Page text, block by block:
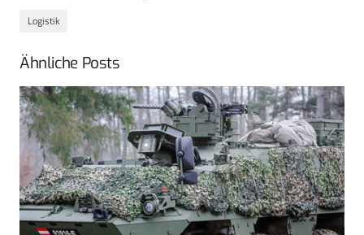
Logistik
Ähnliche Posts